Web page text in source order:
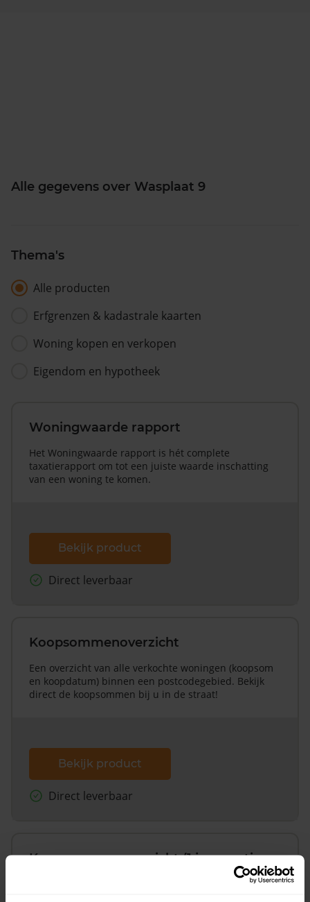
Alle gegevens over Wasplaat 9
Thema's
Alle producten
Erfgrenzen & kadastrale kaarten
Woning kopen en verkopen
Eigendom en hypotheek
Woningwaarde rapport
Het Woningwaarde rapport is hét complete
taxatierapport om tot een juiste waarde inschatting
van een woning te komen.
Bekijk product
Direct leverbaar
Koopsommenoverzicht
Een overzicht van alle verkochte woningen (koopsom
en koopdatum) binnen een postcodegebied. Bekijk
direct de koopsommen bij u in de straat!
Bekijk product
Direct leverbaar
Koopsommenoverzicht (1 jaar gratis